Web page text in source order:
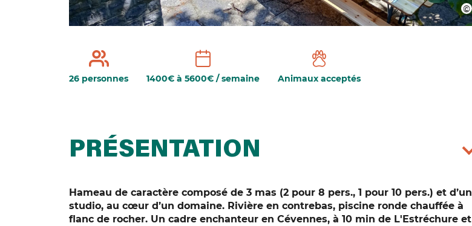
26 personnes 1400€ à 5600€ / semaine Animaux acceptés
PRÉSENTATION
Hameau de caractère composé de 3 mas (2 pour 8 pers., 1 pour 10 pers.) et d’un
studio, au cœur d’un domaine. Rivière en contrebas, piscine ronde chauffée à
flanc de rocher. Un cadre enchanteur en Cévennes, à 10 min de L'Estréchure et